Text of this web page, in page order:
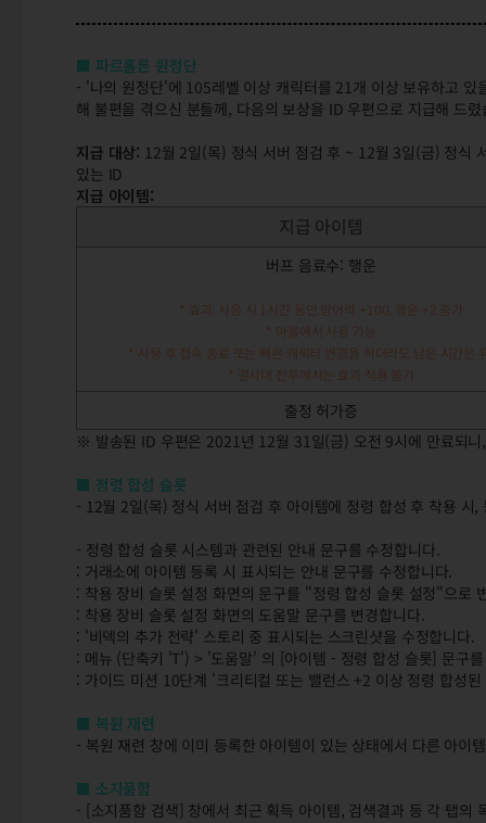
■ 파르홀른 원정단
- '나의 원정단'에 105레벨 이상 캐릭터를 21개 이상 보유하고
해 불편을 겪으신 분들께, 다음의 보상을 ID 우편으로 지급해 드렸
지급 대상: 12월 2일(목) 정식 서버 점검 후 ~ 12월 3일(금) 정식
있는 ID
지급 아이템:
지급 아이템
버프 음료수: 행운
* 효과: 사용 시 1시간 동안 방어력 +100, 행운 +2 증가
* 마을에서 사용 가능
* 사용 후 접속 종료 또는 빠른 캐릭터 변경을 하더라도 남은 시간은
* 결사대 전투에서는 효과 적용 불가
출정 허가증
※ 발송된 ID 우편은 2021년 12월 31일(금) 오전 9시에 만료되
■ 정령 합성 슬롯
- 12월 2일(목) 정식 서버 점검 후 아이템에 정령 합성 후 착용 시
- 정령 합성 슬롯 시스템과 관련된 안내 문구를 수정합니다.
: 거래소에 아이템 등록 시 표시되는 안내 문구를 수정합니다.
: 착용 장비 슬롯 설정 화면의 문구를 "정령 합성 슬롯 설정"으로
: 착용 장비 슬롯 설정 화면의 도움말 문구를 변경합니다.
: '비덱의 추가 전략' 스토리 중 표시되는 스크린샷을 수정합니다.
: 메뉴 (단축키 'T') > '도움말' 의 [아이템 - 정령 합성 슬롯] 문구
: 가이드 미션 10단계 '크리티컬 또는 밸런스 +2 이상 정령 합성
■ 복원 재련
- 복원 재련 창에 이미 등록한 아이템이 있는 상태에서 다른 아이
■ 소지품함
- [소지품함 검색] 창에서 최근 획득 아이템, 검색결과 등 각 탭의